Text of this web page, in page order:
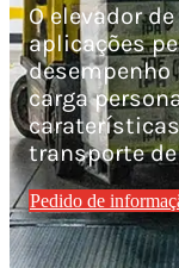
O elevador
aplicações
desempenho
carga
transporte
Pedido de